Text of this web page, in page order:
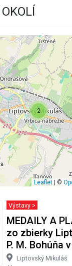
2
Leaflet | ©
Výstavy >
MEDAILY A
zo zbierky
P. M. Bohúňa
Mikuláši
Liptovský Mikuláš